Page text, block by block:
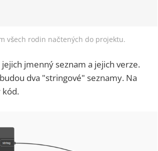
všech rodin načtených do projektu.
jmenný seznam a jejich verze.
dva "stringové" seznamy. Na
kód.